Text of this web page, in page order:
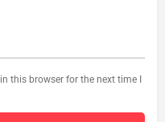
this browser for the next time I